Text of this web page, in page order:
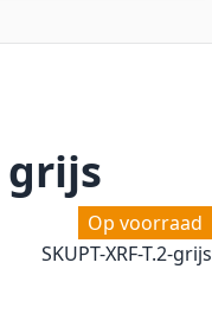
grijs
Op voorraad
SKUPT-XRF-T.2-grijs